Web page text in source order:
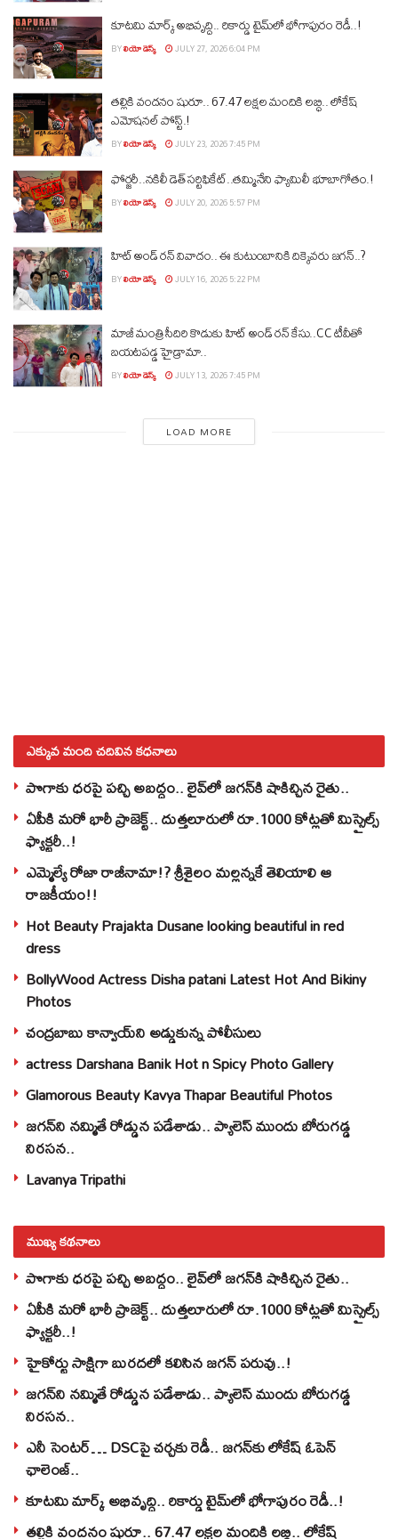
కూటమి మార్క్ అభివృద్ధి.. రికార్డు టైమ్‌లో భోగాపురం రెడీ..!
BYలియో డెస్క్ JULY 27, 2026 6:04 PM
తల్లికి వందనం షురూ.. 67.47 లక్షల మందికి లబ్ధి.. లోకేష్‌
ఎమోషనల్ పోస్ట్‌.!
BYలియో డెస్క్ JULY 23, 2026 7:45 PM
ఫోర్జరీ..నకిలీ డెత్ సర్టిఫికేట్..తమ్మినేని ఫ్యామిలీ భూబాగోతం.!
BYలియో డెస్క్ JULY 20, 2026 5:57 PM
హిట్ అండ్ రన్ వివాదం.. ఈ కుటుంబానికి దిక్కెవరు జగన్..?
BYలియో డెస్క్ JULY 16, 2026 5:22 PM
మాజీ మంత్రి సీదిరి కొడుకు హిట్ అండ్ రన్ కేసు..CC టీవీతో
బయటపడ్డ హైడ్రామా..
BYలియో డెస్క్ JULY 13, 2026 7:45 PM
LOAD MORE
ఎక్కువ మంది చదివిన కధనాలు
పొగాకు ధరపై పచ్చి అబద్దం.. లైవ్‌లో జగన్‌కి షాకిచ్చిన రైతు..
ఏపీకి మరో భారీ ప్రాజెక్ట్.. దుత్తలూరులో రూ.1000 కోట్లతో మిస్సైల్స్
ఫ్యాక్టరీ..!
ఎమ్మెల్యే రోజా రాజీనామా!? శ్రీశైలం మల్లన్నకే తెలియాలి ఆ
రాజకీయం!!
Hot Beauty Prajakta Dusane looking beautiful in red
dress
BollyWood Actress Disha patani Latest Hot And Bikiny
Photos
చంద్రబాబు కాన్వాయ్‌ని అడ్డుకున్న పోలీసులు
actress Darshana Banik Hot n Spicy Photo Gallery
Glamorous Beauty Kavya Thapar Beautiful Photos
జగన్‌ని నమ్మితే రోడ్డున పడేశాడు.. ప్యాలెస్‌ ముందు బోరుగడ్డ
నిరసన..
Lavanya Tripathi
ముఖ్య కథనాలు
పొగాకు ధరపై పచ్చి అబద్దం.. లైవ్‌లో జగన్‌కి షాకిచ్చిన రైతు..
ఏపీకి మరో భారీ ప్రాజెక్ట్.. దుత్తలూరులో రూ.1000 కోట్లతో మిస్సైల్స్
ఫ్యాక్టరీ..!
హైకోర్టు సాక్షిగా బురదలో కలిసిన జగన్ పరువు..!
జగన్‌ని నమ్మితే రోడ్డున పడేశాడు.. ప్యాలెస్‌ ముందు బోరుగడ్డ
నిరసన..
ఎనీ సెంటర్‌… DSCపై చర్చకు రెడీ.. జగన్‌కు లోకేష్‌ ఓపెన్
ఛాలెంజ్..
కూటమి మార్క్ అభివృద్ధి.. రికార్డు టైమ్‌లో భోగాపురం రెడీ..!
తల్లికి వందనం షురూ.. 67.47 లక్షల మందికి లబ్ధి.. లోకేష్‌